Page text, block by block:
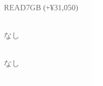
READ7GB (+¥31,050)
なし
なし